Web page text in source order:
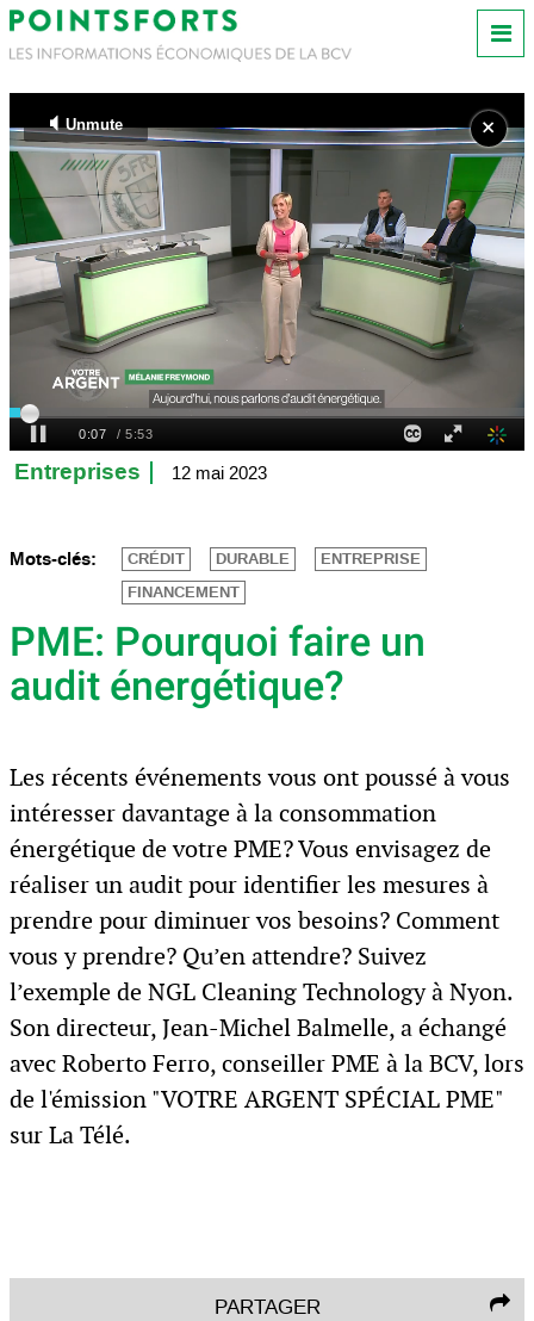
Entreprises 12 mai 2023
Mots-clés: CRÉDIT DURABLE
ENTREPRISE
FINANCEMENT
PME: Pourquoi faire un
audit énergétique?
Les récents événements vous ont poussé à vous
intéresser davantage à la consommation
énergétique de votre PME? Vous envisagez de
réaliser un audit pour identifier les mesures à
prendre pour diminuer vos besoins? Comment
vous y prendre? Qu’en attendre? Suivez
l’exemple de NGL Cleaning Technology à Nyon.
Son directeur, Jean-Michel Balmelle, a échangé
avec Roberto Ferro, conseiller PME à la BCV, lors
de l'émission "VOTRE ARGENT SPÉCIAL PME"
sur La Télé.
PARTAGER